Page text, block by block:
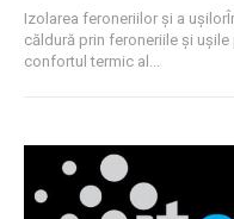
Izolarea feroneriilor și a
căldură prin feroneriile și
confortul termic al...